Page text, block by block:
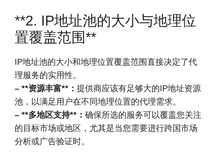
**2. IP地址池的大小与地理位
置覆盖范围**
IP地址池的大小和地理位置覆盖范围直接决定了代
理服务的实用性。
– **资源丰富**： 提供商应该有足够大的IP地址资源
池，以满足用户在不同地理位置的代理需求。
– **多地区支持**： 确保所选的服务可以覆盖您关注
的目标市场或地区，尤其是当您需要进行跨国市场
分析或广告验证时。